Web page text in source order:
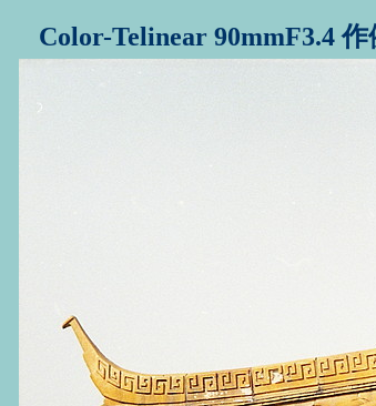
Color-Telinear 90mmF3.4 作